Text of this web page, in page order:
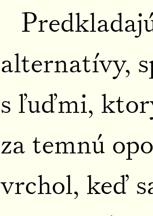
alternatívy,
s ľuďmi,
za temnú
vrchol, keď